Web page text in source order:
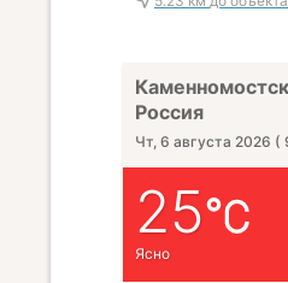
Россия
Чт, 6 августа 2026 (
25
Ясно